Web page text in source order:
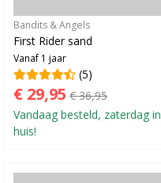
Bandits & Angels
First Rider sand
Vanaf 1 jaar
(5)
€ 29,95 € 36,95
Vandaag besteld, zaterdag in
huis!